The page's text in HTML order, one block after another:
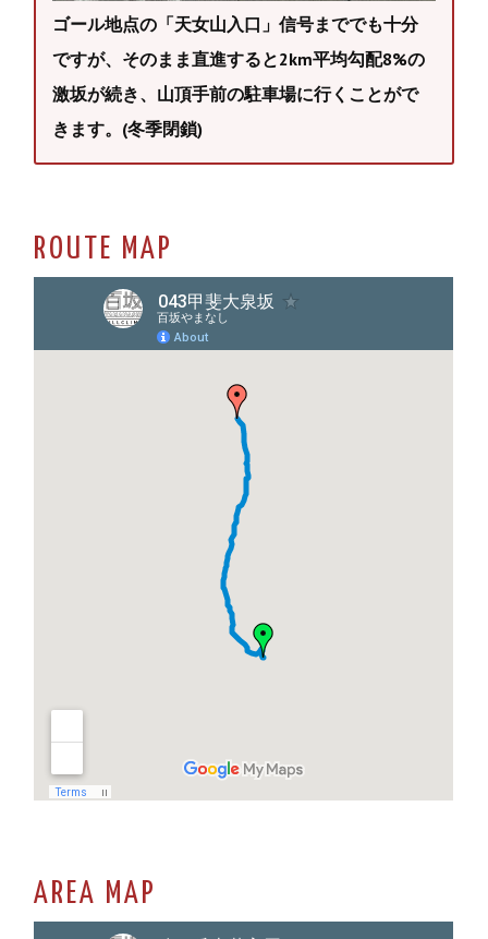
ゴール地点の「天女山入口」信号まででも十分
ですが、そのまま直進すると2km平均勾配8%の
激坂が続き、山頂手前の駐車場に行くことがで
きます。(冬季閉鎖)
ROUTE MAP
AREA MAP